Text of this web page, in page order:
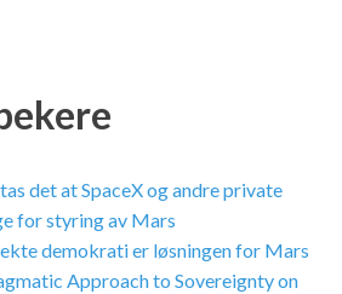
det at SpaceX og andre private
for styring av Mars
demokrati er løsningen for Mars
Approach to Sovereignty on